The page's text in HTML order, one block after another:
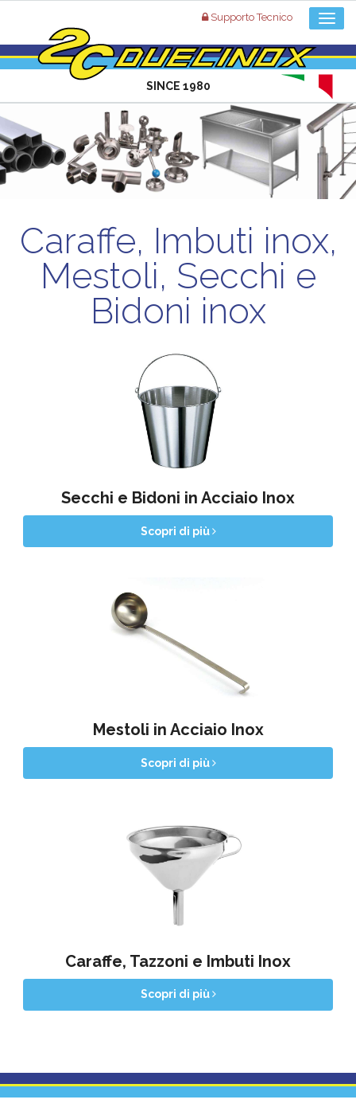
Supporto Tecnico
SINCE 1980
Caraffe, Imbuti inox,
Mestoli, Secchi e
Bidoni inox
Secchi e Bidoni in Acciaio Inox
Scopri di più
Mestoli in Acciaio Inox
Scopri di più
Caraffe, Tazzoni e Imbuti Inox
Scopri di più